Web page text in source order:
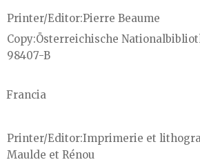
Printer/Editor Pierre Beaume
Copy Österreichische
98407-B
Francia
Printer/Editor Imprimerie et
Maulde et Rénou